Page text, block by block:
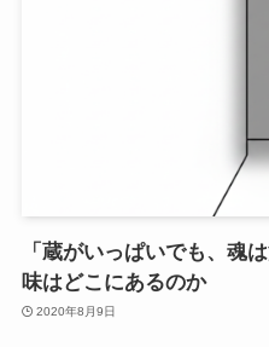
「蔵がいっぱいでも、
味はどこにあるのか
2020年8月9日